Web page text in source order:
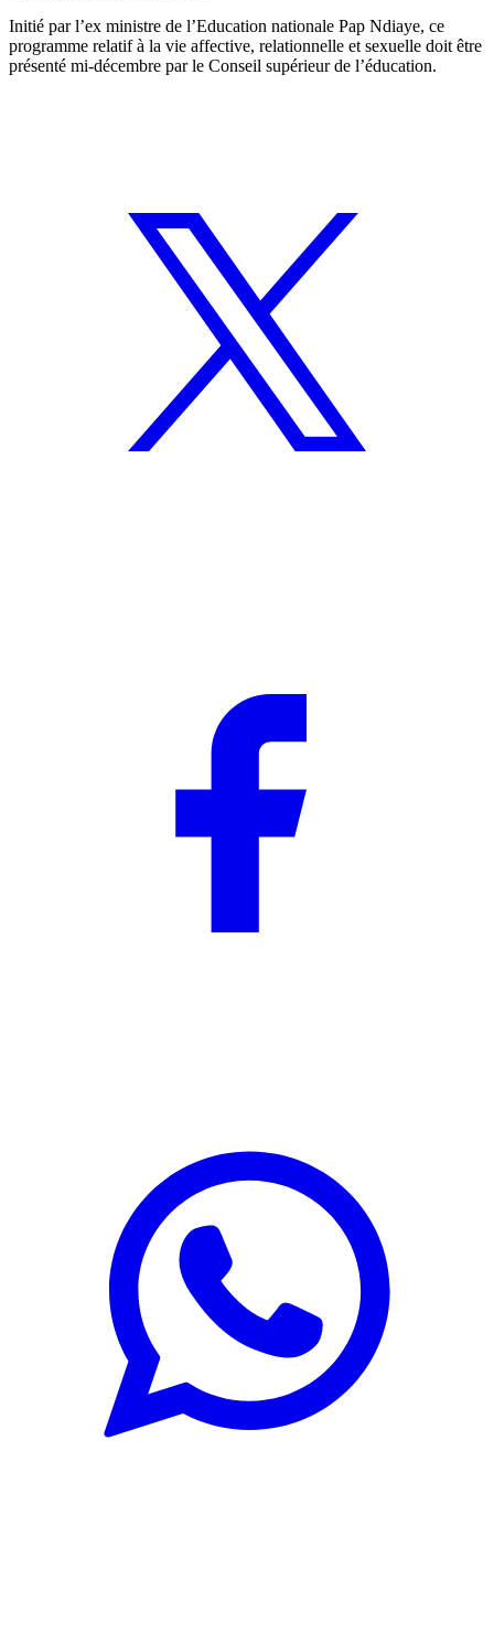
Initié par l’ex ministre de l’Education nationale Pap Ndiaye, ce
programme relatif à la vie affective, relationnelle et sexuelle doit être
présenté mi-décembre par le Conseil supérieur de l’éducation.